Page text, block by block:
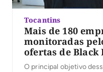
Tocantins
Mais de 180
monitoradas
ofertas de Black
O principal objetivo